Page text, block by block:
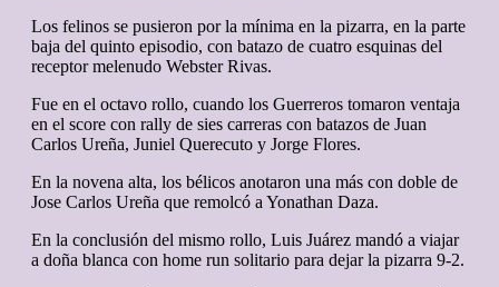
Los felinos se pusieron por la mínima en la pizarra, en la parte
baja del quinto episodio, con batazo de cuatro esquinas del
receptor melenudo Webster Rivas.
Fue en el octavo rollo, cuando los Guerreros tomaron ventaja
en el score con rally de sies carreras con batazos de Juan
Carlos Ureña, Juniel Querecuto y Jorge Flores.
En la novena alta, los bélicos anotaron una más con doble de
Jose Carlos Ureña que remolcó a Yonathan Daza.
En la conclusión del mismo rollo, Luis Juárez mandó a viajar
a doña blanca con home run solitario para dejar la pizarra 9-2.